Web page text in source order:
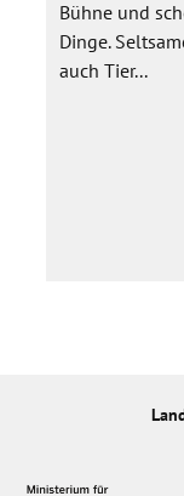
Bühne und
Dinge.
auch Tier...